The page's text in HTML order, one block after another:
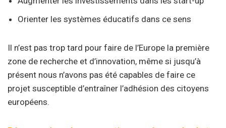
Orienter les systèmes éducatifs dans ce sens
Il n’est pas trop tard pour faire de l’Europe la première
zone de recherche et d’innovation, même si jusqu’à
présent nous n’avons pas été capables de faire ce
projet susceptible d’entraîner l’adhésion des citoyens
européens.